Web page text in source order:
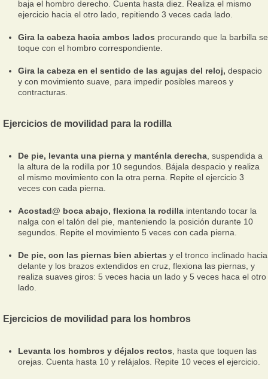
baja el hombro derecho. Cuenta hasta diez. Realiza el mismo
ejercicio hacia el otro lado, repitiendo 3 veces cada lado.
Gira la cabeza hacia ambos lados procurando que la barbilla se
toque con el hombro correspondiente.
Gira la cabeza en el sentido de las agujas del reloj, despacio
y con movimiento suave, para impedir posibles mareos y
contracturas.
Ejercicios de movilidad para la rodilla
De pie, levanta una pierna y manténla derecha , suspendida a
la altura de la rodilla por 10 segundos. Bájala despacio y realiza
el mismo movimiento con la otra perna. Repite el ejercicio 3
veces con cada pierna.
Acostad@ boca abajo, flexiona la rodilla intentando tocar la
nalga con el talón del pie, manteniendo la posición durante 10
segundos. Repite el movimiento 5 veces con cada pierna.
De pie, con las piernas bien abiertas y el tronco inclinado hacia
delante y los brazos extendidos en cruz, flexiona las piernas, y
realiza suaves giros: 5 veces hacia un lado y 5 veces haca el otro
lado.
Ejercicios de movilidad para los hombros
Levanta los hombros y déjalos rectos , hasta que toquen las
orejas. Cuenta hasta 10 y relájalos. Repite 10 veces el ejercicio.